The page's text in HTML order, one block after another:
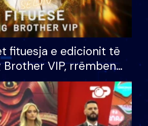
fituesja e edicionit të
VIP, rrëmben
prej 100 mijë eurosh